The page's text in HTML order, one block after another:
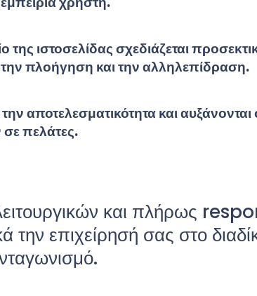
της ιστοσελίδας σχεδιάζεται
την πλοήγηση και την αλληλεπίδραση.
αποτελεσματικότητα και αυξάνονται
πελάτες.
και πλήρως
επιχείρησή σας στο